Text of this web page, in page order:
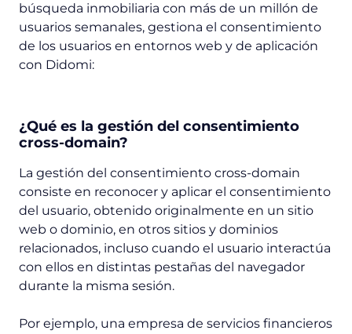
búsqueda inmobiliaria con más de un millón de
usuarios semanales, gestiona el consentimiento
de los usuarios en entornos web y de aplicación
con Didomi:
¿Qué es la gestión del consentimiento
cross-domain?
La gestión del consentimiento cross-domain
consiste en reconocer y aplicar el consentimiento
del usuario, obtenido originalmente en un sitio
web o dominio, en otros sitios y dominios
relacionados, incluso cuando el usuario interactúa
con ellos en distintas pestañas del navegador
durante la misma sesión.
Por ejemplo, una empresa de servicios financieros